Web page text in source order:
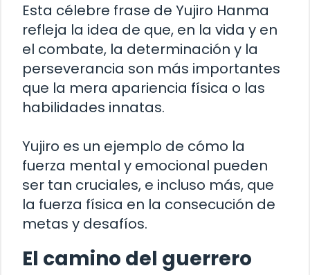
Esta célebre frase de Yujiro Hanma
refleja la idea de que, en la vida y en
el combate, la determinación y la
perseverancia son más importantes
que la mera apariencia física o las
habilidades innatas.
Yujiro es un ejemplo de cómo la
fuerza mental y emocional pueden
ser tan cruciales, e incluso más, que
la fuerza física en la consecución de
metas y desafíos.
El camino del guerrero